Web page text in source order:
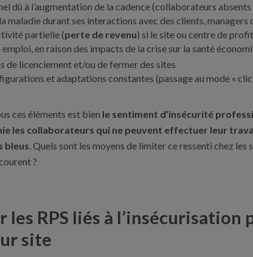
dû à l’augmentation de la cadence (collaborateurs
maladie durant ses interactions avec des clients, managers
partielle (perte de revenu) si le site ou centre de
en raison des impacts de la crise sur la santé
de licenciement et/ou de fermer des sites
et adaptations constantes (passage au mode «
ces éléments est bien le sentiment d’insécurité
les collaborateurs qui ne peuvent effectuer leur
bleus. Quels sont les moyens de limiter ce ressenti chez les
?
RPS liés à l’insécurisation
site